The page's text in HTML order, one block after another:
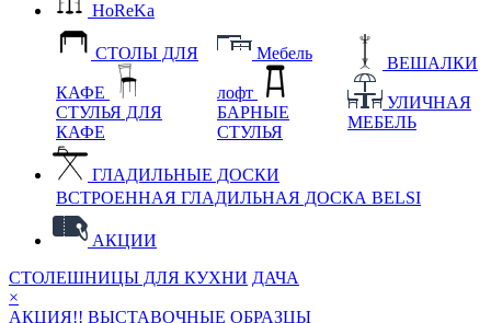
HoReKa
СТОЛЫ ДЛЯ
КАФЕ
СТУЛЬЯ ДЛЯ
КАФЕ
Мебель
лофт
БАРНЫЕ
СТУЛЬЯ
ВЕШАЛКИ
УЛИЧНАЯ
МЕБЕЛЬ
ГЛАДИЛЬНЫЕ ДОСКИ
ВСТРОЕННАЯ ГЛАДИЛЬНАЯ ДОСКА BELSI
АКЦИИ
СТОЛЕШНИЦЫ ДЛЯ КУХНИ ДАЧА
×
АКЦИЯ!! ВЫСТАВОЧНЫЕ ОБРАЗЦЫ